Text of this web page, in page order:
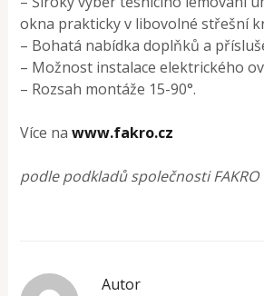
okna prakticky v libovolné střešní
– Bohatá nabídka doplňků a
– Možnost instalace elektrického
– Rozsah montáže 15-90°.
Více nawww.fakro.cz
podle podkladů společnosti FAKRO
Autor